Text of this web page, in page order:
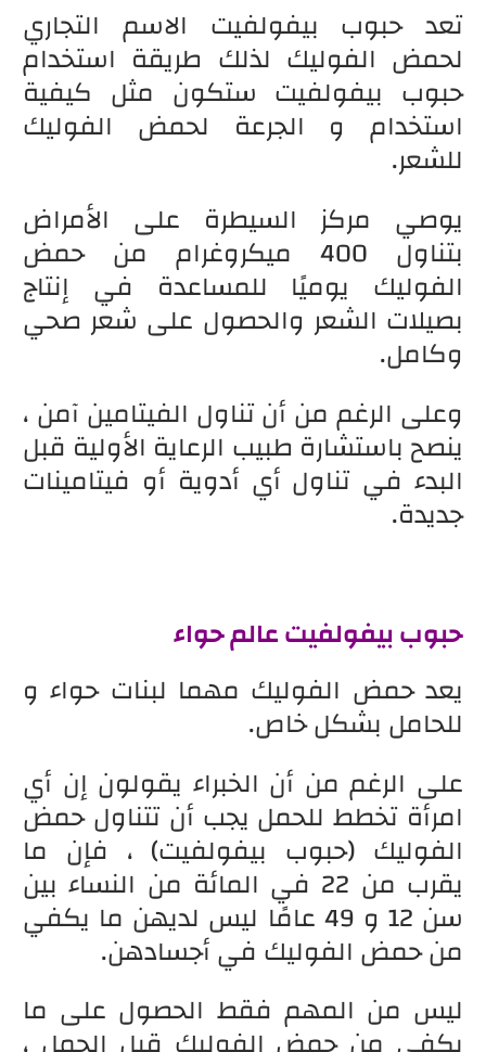
تعد حبوب بيفولفيت الاسم التجاري
لحمض الفوليك لذلك طريقة استخدام
حبوب بيفولفيت ستكون مثل كيفية
استخدام و الجرعة لحمض الفوليك
للشعر.
يوصي مركز السيطرة على الأمراض
بتناول 400 ميكروغرام من حمض
الفوليك يوميًا للمساعدة في إنتاج
بصيلات الشعر والحصول على شعر صحي
وكامل.
وعلى الرغم من أن تناول الفيتامين آمن ،
ينصح باستشارة طبيب الرعاية الأولية قبل
البدء في تناول أي أدوية أو فيتامينات
جديدة.
حبوب بيفولفيت عالم حواء
يعد حمض الفوليك مهما لبنات حواء و
للحامل بشكل خاص.
على الرغم من أن الخبراء يقولون إن أي
امرأة تخطط للحمل يجب أن تتناول حمض
الفوليك (حبوب بيفولفيت) ، فإن ما
يقرب من 22 في المائة من النساء بين
سن 12 و 49 عامًا ليس لديهن ما يكفي
من حمض الفوليك في أجسادهن.
ليس من المهم فقط الحصول على ما